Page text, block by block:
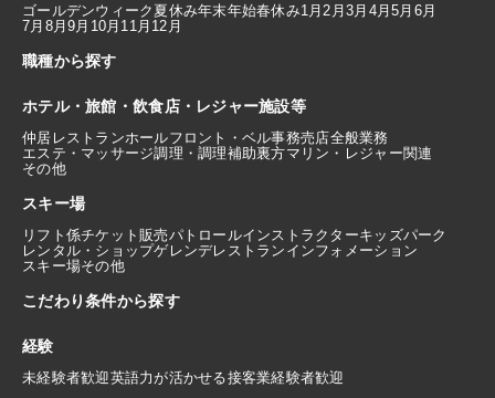
ゴールデンウィーク 夏休み年末年始春休み1月 2月3月 4月5月 6月
7月 8月9月 10月 11月 12月
職種から探す
ホテル・旅館・飲食店・レジャー施設等
仲居 レストランホールフロント・ベル事務売店全般業務
エステ・マッサージ調理・調理補助裏方マリン・レジャー関連
その他
スキー場
リフト係チケット販売パトロールインストラクターキッズパーク
レンタル・ショップゲレンデレストラン インフォメーション
スキー場その他
こだわり条件から探す
経験
未経験者歓迎英語力が活かせる接客業経験者歓迎